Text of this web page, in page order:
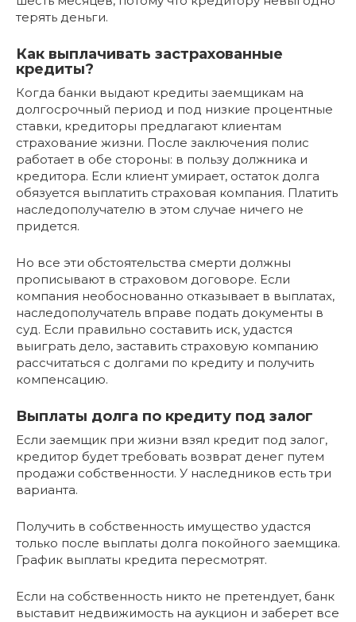
терять деньги.
Как выплачивать застрахованные
кредиты?
Когда банки выдают кредиты заемщикам на
долгосрочный период и под низкие процентные
ставки, кредиторы предлагают клиентам
страхование жизни. После заключения полис
работает в обе стороны: в пользу должника и
кредитора. Если клиент умирает, остаток долга
обязуется выплатить страховая компания. Платить
наследополучателю в этом случае ничего не
придется.
Но все эти обстоятельства смерти должны
прописывают в страховом договоре. Если
компания необоснованно отказывает в выплатах,
наследополучатель вправе подать документы в
суд. Если правильно составить иск, удастся
выиграть дело, заставить страховую компанию
рассчитаться с долгами по кредиту и получить
компенсацию.
Выплаты долга по кредиту под залог
Если заемщик при жизни взял кредит под залог,
кредитор будет требовать возврат денег путем
продажи собственности. У наследников есть три
варианта.
Получить в собственность имущество удастся
только после выплаты долга покойного заемщика.
График выплаты кредита пересмотрят.
Если на собственность никто не претендует, банк
выставит недвижимость на аукцион и заберет все